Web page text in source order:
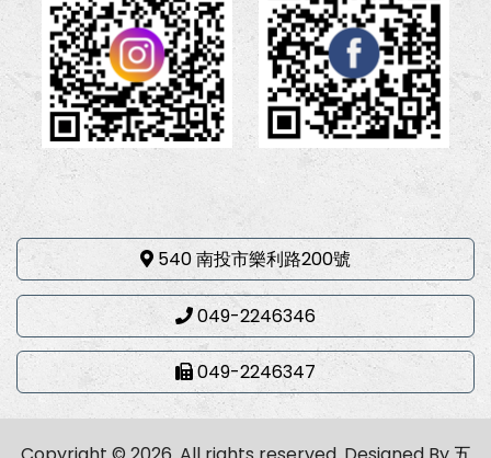
540 南投市樂利路200號
049-2246346
049-2246347